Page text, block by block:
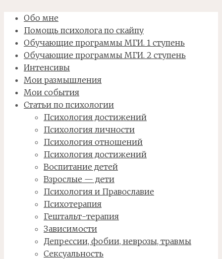
Обо мне
Помощь психолога по скайпу
Обучающие программы МГИ. 1 ступень
Обучающие программы МГИ. 2 ступень
Интенсивы
Мои размышления
Мои события
Статьи по психологии
Психология достижений
Психология личности
Психология отношений
Психология достижений
Воспитание детей
Взрослые — дети
Психология и Православие
Психотерапия
Гештальт-терапия
Зависимости
Депрессии, фобии, неврозы, травмы
Сексуальность